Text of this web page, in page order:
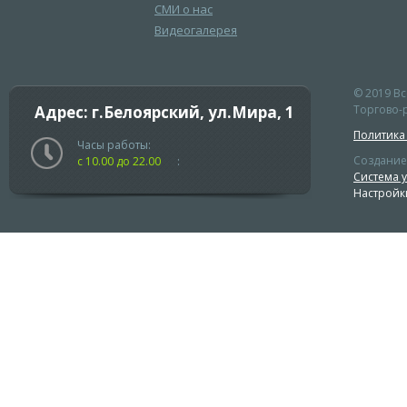
СМИ о нас
Видеогалерея
Адрес: г.Белоярский, ул.Мира, 1
Часы работы:
с 10.00 до 22.00
:
© 2019
Торгово-
Система